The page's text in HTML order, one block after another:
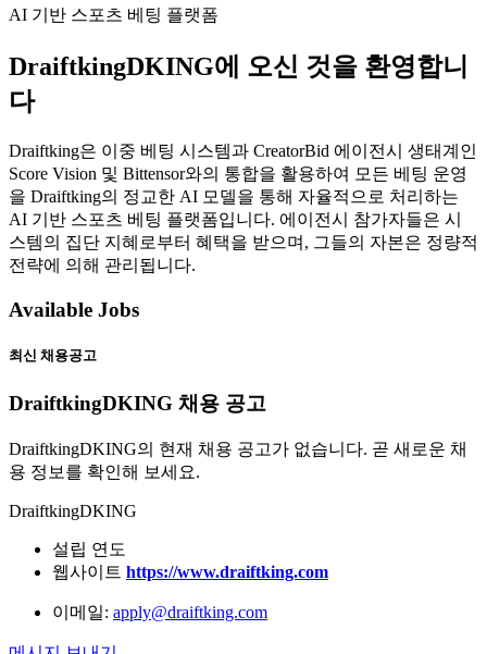
AI 기반 스포츠 베팅 플랫폼
DraiftkingDKING에 오신 것을 환영합니
다
Draiftking은 이중 베팅 시스템과 CreatorBid 에이전시 생태계인
Score Vision 및 Bittensor와의 통합을 활용하여 모든 베팅 운영
을 Draiftking의 정교한 AI 모델을 통해 자율적으로 처리하는
AI 기반 스포츠 베팅 플랫폼입니다. 에이전시 참가자들은 시
스템의 집단 지혜로부터 혜택을 받으며, 그들의 자본은 정량적
전략에 의해 관리됩니다.
Available Jobs
최신 채용공고
DraiftkingDKING 채용 공고
DraiftkingDKING의 현재 채용 공고가 없습니다. 곧 새로운 채
용 정보를 확인해 보세요.
DraiftkingDKING
설립 연도
웹사이트 https://www.draiftking.com
이메일: apply@draiftking.com